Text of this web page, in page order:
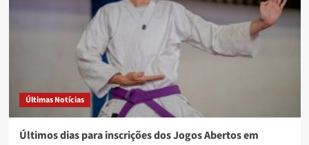
Últimas Notícias
Últimos dias para inscrições dos Jogos Abertos em